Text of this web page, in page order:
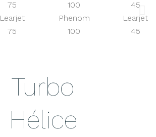
Learjet
75
Phenom
100
Learjet
45
Turbo
Hélice